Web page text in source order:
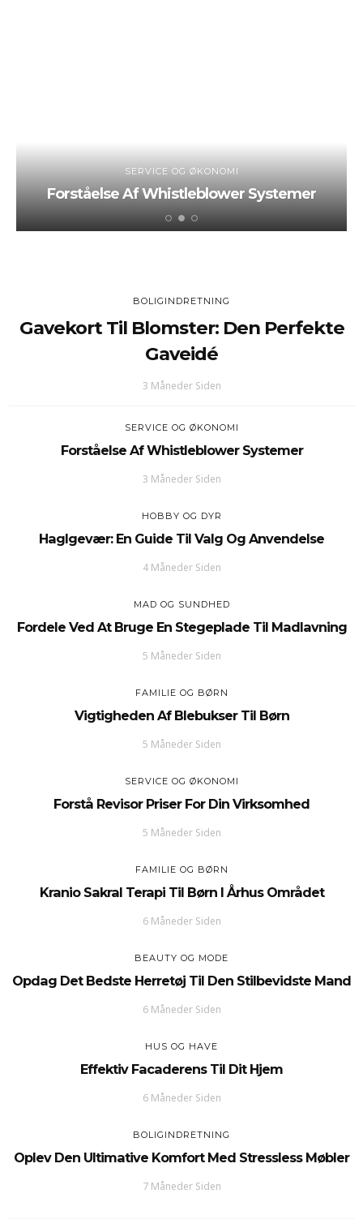
SERVICE OG ØKONOMI
Forståelse Af Whistleblower Systemer
BOLIGINDRETNING
Gavekort Til Blomster: Den Perfekte
Gaveidé
3 Måneder Siden
SERVICE OG ØKONOMI
Forståelse Af Whistleblower Systemer
3 Måneder Siden
HOBBY OG DYR
Haglgevær: En Guide Til Valg Og Anvendelse
4 Måneder Siden
MAD OG SUNDHED
Fordele Ved At Bruge En Stegeplade Til Madlavning
5 Måneder Siden
FAMILIE OG BØRN
Vigtigheden Af Blebukser Til Børn
5 Måneder Siden
SERVICE OG ØKONOMI
Forstå Revisor Priser For Din Virksomhed
5 Måneder Siden
FAMILIE OG BØRN
Kranio Sakral Terapi Til Børn I Århus Området
6 Måneder Siden
BEAUTY OG MODE
Opdag Det Bedste Herretøj Til Den Stilbevidste Mand
6 Måneder Siden
HUS OG HAVE
Effektiv Facaderens Til Dit Hjem
6 Måneder Siden
BOLIGINDRETNING
Oplev Den Ultimative Komfort Med Stressless Møbler
7 Måneder Siden